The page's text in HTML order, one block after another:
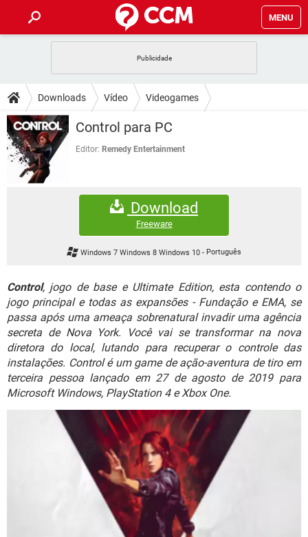
MENU
CELULAR FACEBOOK
OUTLOOK EXCEL
INSTAGRAM GMAIL
GUIA DE COMPRAS
DICAS
JOGOS WHATSAPP
CELULAR
OUTLOOK
INSTAGRAM
DOWNLOADS
JOGOS WHATSAPP
CELULAR
EXCEL
GMAIL
FÓRUM
JOGOS
FACEBOOK
EXCEL
GMAIL
WHATSAPP
INSTAGRAM GMAIL
GUIA DE COMPRAS
Downloads Vídeo Videogames
Control para PC
Editor: Remedy Entertainment
Download
Freeware
Windows 7 Windows 8 Windows 10- Português
Control, jogo de base e Ultimate Edition, esta contendo o
jogo principal e todas as expansões - Fundação e EMA, se
passa após uma ameaça sobrenatural invadir uma agência
secreta de Nova York. Você vai se transformar na nova
diretora do local, lutando para recuperar o controle das
instalações. Control é um game de ação-aventura de tiro em
terceira pessoa lançado em 27 de agosto de 2019 para
Microsoft Windows, PlayStation 4 e Xbox One.